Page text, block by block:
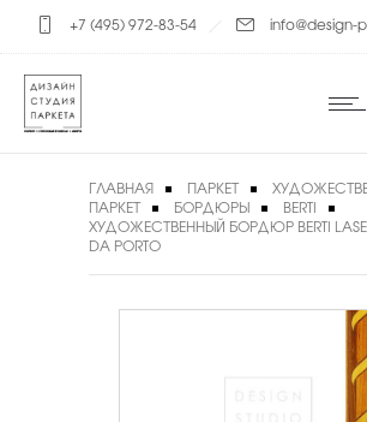
+7 (495) 972-83-54 info@design-
ГЛАВНАЯ ПАРКЕТ
ПАРКЕТ
БОРДЮРЫ
BERTI
ХУДОЖЕСТВЕННЫЙ БОРДЮР BERTI
DA PORTO